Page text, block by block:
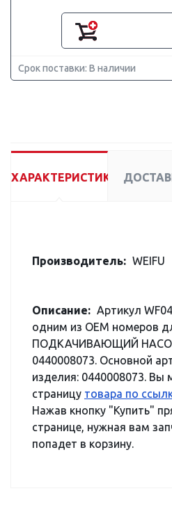
Срок поставки: В наличии
ХАРАКТЕРИСТИКИ
Производитель: WEIFU
Описание: Артикул
одним из OEM номеров
ПОДКАЧИВАЮЩИЙ
0440008073. Основной
изделия: 0440008073. Вы
страницу товара по
Нажав кнопку "Купить"
странице, нужная вам
попадет в корзину.